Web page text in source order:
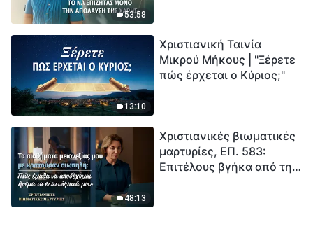
53:58
13:10
Χριστιανική Ταινία
Μικρού Μήκους | "Ξέρετε
πώς έρχεται ο Κύριος;"
48:13
Χριστιανικές βιωματικές
μαρτυρίες, ΕΠ. 583:
Επιτέλους βγήκα από τη